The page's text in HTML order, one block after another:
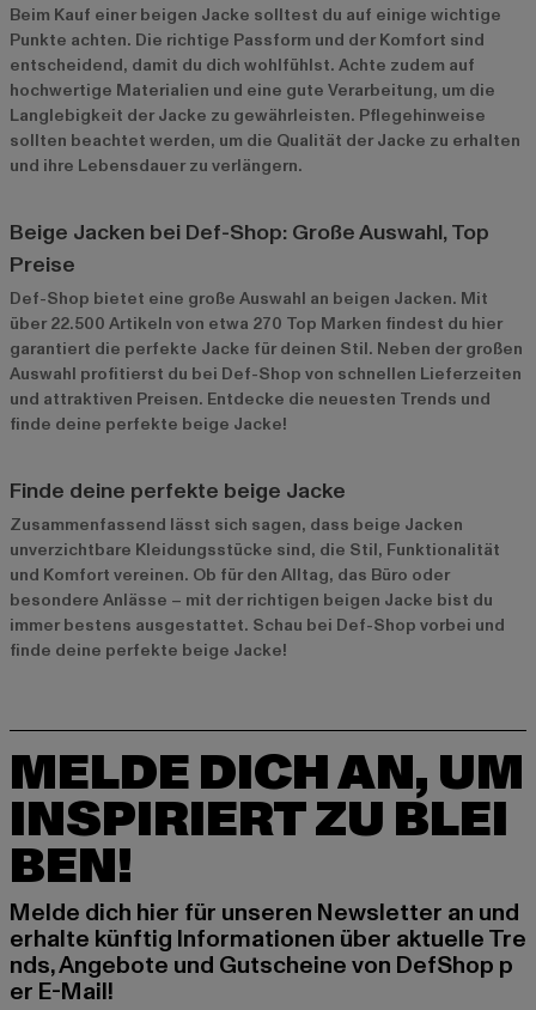
Beim Kauf einer beigen Jacke solltest du auf einige wichtige
Punkte achten. Die richtige Passform und der Komfort sind
entscheidend, damit du dich wohlfühlst. Achte zudem auf
hochwertige Materialien und eine gute Verarbeitung, um die
Langlebigkeit der Jacke zu gewährleisten. Pflegehinweise
sollten beachtet werden, um die Qualität der Jacke zu erhalten
und ihre Lebensdauer zu verlängern.
Beige Jacken bei Def-Shop: Große Auswahl, Top
Preise
Def-Shop bietet eine große Auswahl an beigen Jacken. Mit
über 22.500 Artikeln von etwa 270 Top Marken findest du hier
garantiert die perfekte Jacke für deinen Stil. Neben der großen
Auswahl profitierst du bei Def-Shop von schnellen Lieferzeiten
und attraktiven Preisen. Entdecke die neuesten Trends und
finde deine perfekte beige Jacke!
Finde deine perfekte beige Jacke
Zusammenfassend lässt sich sagen, dass beige Jacken
unverzichtbare Kleidungsstücke sind, die Stil, Funktionalität
und Komfort vereinen. Ob für den Alltag, das Büro oder
besondere Anlässe – mit der richtigen beigen Jacke bist du
immer bestens ausgestattet. Schau bei Def-Shop vorbei und
finde deine perfekte beige Jacke!
MELDE DICH AN, UM
INSPIRIERT ZU BLEI
BEN!
Melde dich hier für unseren Newsletter an und
erhalte künftig Informationen über aktuelle Tre
nds, Angebote und Gutscheine von DefShop p
er E-Mail!